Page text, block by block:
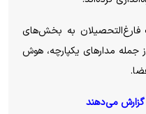
فارغ‌التحصیلان به بخش‌های
جمله مدار‌های یکپارچه، هوش
گزارش می‌دهند